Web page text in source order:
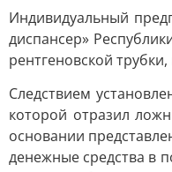
Индивидуальный
диспансер»
рентгеновской
Следствием
которой отразил
основании
денежные средства в